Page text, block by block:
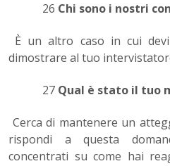
26 Chi sono i nostri
È un altro caso in cui
dimostrare al tuo
27 Qual è stato il tuo
Cerca di mantenere un
rispondi a questa
concentrati su come hai